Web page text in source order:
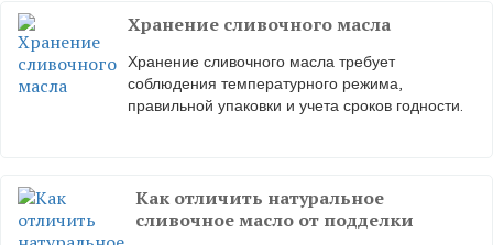
Хранение сливочного масла
Хранение сливочного масла требует
соблюдения температурного режима,
правильной упаковки и учета сроков годности.
Как отличить натуральное
сливочное масло от подделки